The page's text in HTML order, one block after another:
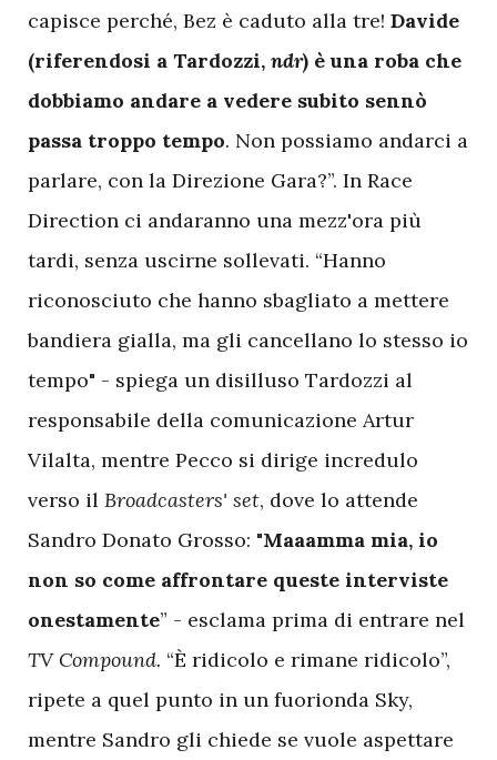
capisce perché, Bez è caduto alla tre! Davide
(riferendosi a Tardozzi, ndr) è una roba che
dobbiamo andare a vedere subito sennò
passa troppo tempo. Non possiamo andarci a
parlare, con la Direzione Gara?”. In Race
Direction ci andaranno una mezz'ora più
tardi, senza uscirne sollevati. “Hanno
riconosciuto che hanno sbagliato a mettere
bandiera gialla, ma gli cancellano lo stesso io
tempo" - spiega un disilluso Tardozzi al
responsabile della comunicazione Artur
Vilalta, mentre Pecco si dirige incredulo
verso il Broadcasters' set, dove lo attende
Sandro Donato Grosso: "Maaamma mia, io
non so come affrontare queste interviste
onestamente” - esclama prima di entrare nel
TV Compound. “È ridicolo e rimane ridicolo”,
ripete a quel punto in un fuorionda Sky,
mentre Sandro gli chiede se vuole aspettare